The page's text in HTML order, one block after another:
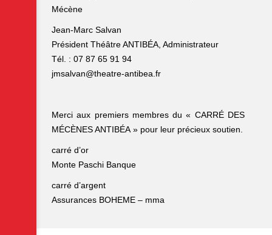
Mécène
Jean-Marc Salvan
Président Théâtre ANTIBÉA, Administrateur
Tél. : 07 87 65 91 94
jmsalvan@theatre-antibea.fr
Merci aux premiers membres du « CARRÉ DES
MÉCÈNES ANTIBÉA » pour leur précieux soutien.
carré d’or
Monte Paschi Banque
carré d’argent
Assurances BOHEME – mma